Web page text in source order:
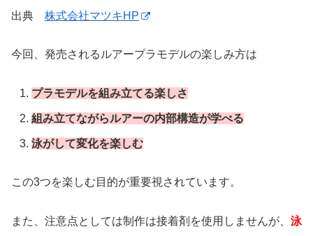
出典 株式会社マツキHP
今回、発売されるルアープラモデルの楽しみ方は
プラモデルを組み立てる楽しさ
組み立てながらルアーの内部構造が学べる
泳がして変化を楽しむ
この3つを楽しむ目的が重要視されています。
また、注意点としては制作は接着剤を使用しませんが、 泳